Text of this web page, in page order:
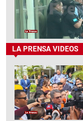
LA PRENSA VIDEOS